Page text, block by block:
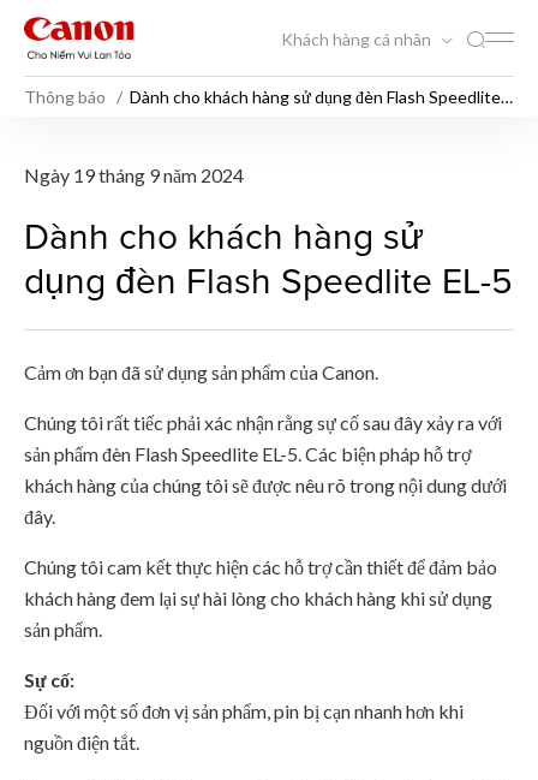
Khách hàng cá nhân
Thông báo
Dành cho khách hàng sử dụng đèn Flash Speedlite
Dành cho khách hàng sử
Ngày 19 tháng 9 năm 2024
Dành cho khách hàng sử
dụng đèn Flash Speedlite EL-5
Cảm ơn bạn đã sử dụng sản phẩm của Canon.
Chúng tôi rất tiếc phải xác nhận rằng sự cố sau đây xảy ra với
sản phẩm đèn Flash Speedlite EL-5. Các biện pháp hỗ trợ
khách hàng của chúng tôi sẽ được nêu rõ trong nội dung dưới
đây.
Chúng tôi cam kết thực hiện các hỗ trợ cần thiết để đảm bảo
khách hàng đem lại sự hài lòng cho khách hàng khi sử dụng
sản phẩm.
Sự cố:
Đối với một số đơn vị sản phẩm, pin bị cạn nhanh hơn khi
nguồn điện tắt.